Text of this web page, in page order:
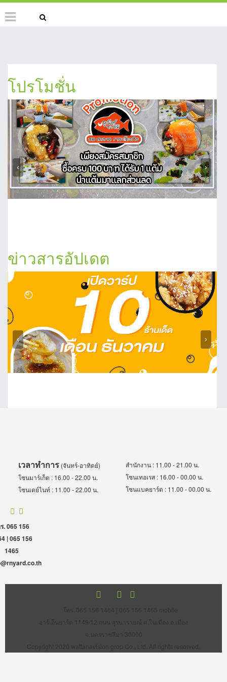
โปรโมชั่น
‹ ›
ข่าวสารอัปเดต
‹ ›
เวลาทำการ(จันทร์-อาทิตย์)
โซนมาร์เก็ต : 16.00 - 22.00 น.
โซนเดย์ไนท์ : 11.00 - 22.00 น.
สำนักงาน : 11.00 - 21.00 น.
โซนเทอเรส : 16.00 - 00.00 น.
โซนแบคยาร์ด : 11.00 - 00.00 น.
. 065 156
| 065 156
1465